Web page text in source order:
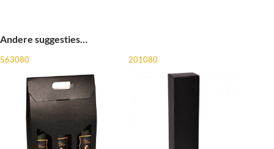
Andere suggesties…
563080 201080